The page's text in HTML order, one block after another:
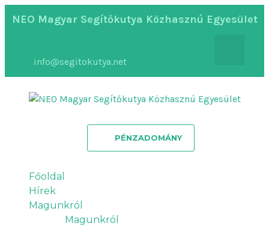
NEO Magyar Segítőkutya Közhasznú Egyesület
info@segitokutya.net
PÉNZADOMÁNY
Főoldal
Hírek
Magunkról
Magunkról